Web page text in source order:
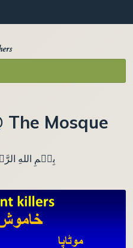
The Mosque
بِسۡمِ اللهِ